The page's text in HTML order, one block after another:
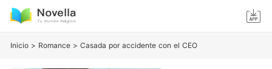
Inicio > Romance > Casada por accidente con el CEO